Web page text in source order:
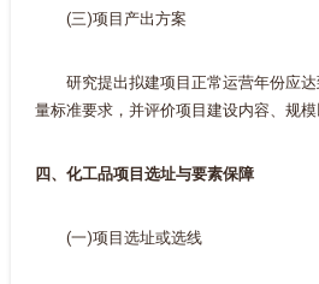
(三)项目产出方案
研究提出拟建项目正常运营年份应
量标准要求，并评价项目建设内容、规模
四、化工品项目选址与要素保障
(一)项目选址或选线